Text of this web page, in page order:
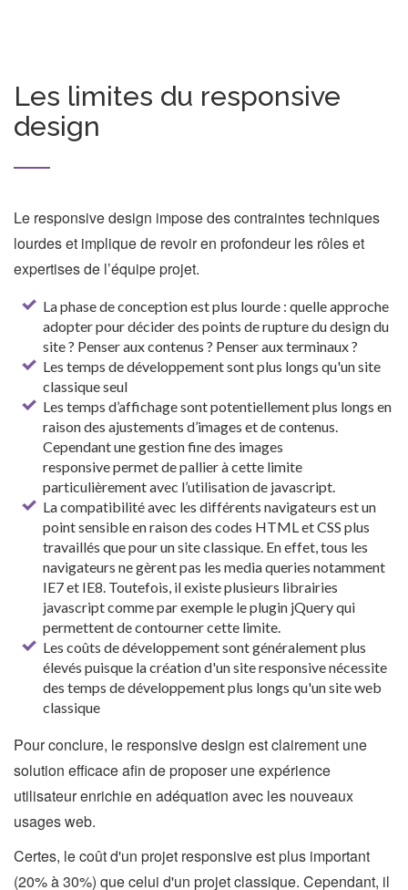
Les limites du responsive
design
Le responsive design impose des contraintes techniques
lourdes et implique de revoir en profondeur les rôles et
expertises de l’équipe projet.
La phase de conception est plus lourde : quelle approche
adopter pour décider des points de rupture du design du
site ? Penser aux contenus ? Penser aux terminaux ?
Les temps de développement sont plus longs qu'un site
classique seul
Les temps d’affichage sont potentiellement plus longs en
raison des ajustements d’images et de contenus.
Cependant une gestion fine des images
responsive permet de pallier à cette limite
particulièrement avec l’utilisation de javascript.
La compatibilité avec les différents navigateurs est un
point sensible en raison des codes HTML et CSS plus
travaillés que pour un site classique. En effet, tous les
navigateurs ne gèrent pas les media queries notamment
IE7 et IE8. Toutefois, il existe plusieurs librairies
javascript comme par exemple le plugin jQuery qui
permettent de contourner cette limite.
Les coûts de développement sont généralement plus
élevés puisque la création d'un site responsive nécessite
des temps de développement plus longs qu'un site web
classique
Pour conclure, le responsive design est clairement une
solution efficace afin de proposer une expérience
utilisateur enrichie en adéquation avec les nouveaux
usages web.
Certes, le coût d'un projet responsive est plus important
(20% à 30%) que celui d'un projet classique. Cependant, il